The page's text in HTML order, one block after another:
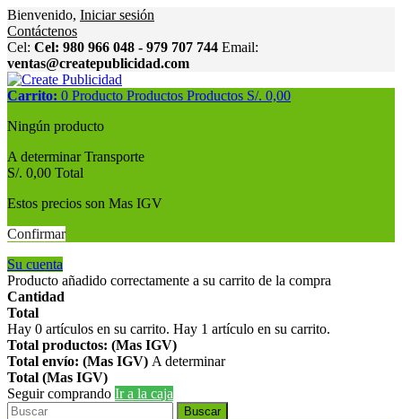
Bienvenido, Iniciar sesión
Contáctenos
Cel: Cel: 980 966 048 - 979 707 744 Email:
ventas@createpublicidad.com
Carrito: 0 Producto Productos Productos S/. 0,00
Ningún producto
A determinarTransporte
S/. 0,00 Total
Estos precios son Mas IGV
Confirmar
Su cuenta
Producto añadido correctamente a su carrito de la compra
Cantidad
Total
Hay 0 artículos en su carrito. Hay 1 artículo en su carrito.
Total productos: (Mas IGV)
Total envío: (Mas IGV) A determinar
Total (Mas IGV)
Seguir comprando Ir a la caja
Buscar